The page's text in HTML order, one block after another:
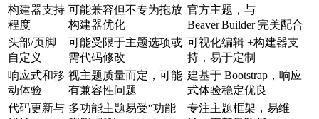
构建器支持
程度
可能兼容但不专为拖放
构建器优化
官方主题，与
Beaver Builder 完美配合
头部/页脚
自定义
可能受限于主题选项或
需代码修改
可视化编辑 +构建器支
持，易于定制
响应式和移
动体验
视主题质量而定，可能
有兼容性问题
建基于 Bootstrap，响应
式体验稳定优良
代码更新与 多功能主题易受“功能
专注主题框架，易维